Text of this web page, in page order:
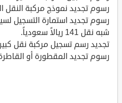
رسوم تجديد نموذج مركبة النقل الصغيرة 96
رسوم تجديد استمارة التسجيل
شبه نقل 141 ريالاً سعودياً.
تجديد رسم تسجيل مركبة نقل كبيرة بقيمة 205
رسوم تجديد المقطورة أو القاطرة الكبيرة 184